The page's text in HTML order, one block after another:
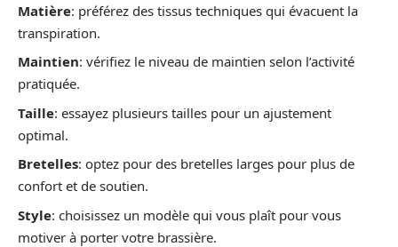
Matière: préférez des tissus techniques qui évacuent la
transpiration.
Maintien: vérifiez le niveau de maintien selon l’activité
pratiquée.
Taille: essayez plusieurs tailles pour un ajustement
optimal.
Bretelles: optez pour des bretelles larges pour plus de
confort et de soutien.
Style: choisissez un modèle qui vous plaît pour vous
motiver à porter votre brassière.